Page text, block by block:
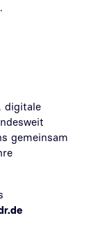
digitale
gemeinsam